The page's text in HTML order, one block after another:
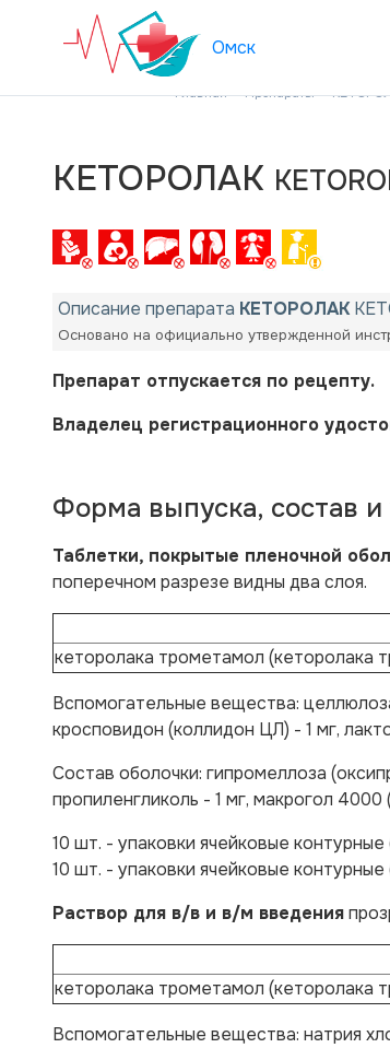
Омск
Главная Препараты
КЕТОРОЛАК
Описание препарата КЕТОРОЛАК
Основано на официально утвержденной
Препарат отпускается по рецепту.
Владелец регистрационного
Форма выпуска, состав и
Таблетки, покрытые пленочной
поперечном разрезе видны два слоя.
кеторолака трометамол (кеторолака
Вспомогательные вещества:
кросповидон (коллидон ЦЛ) - 1 мг,
Состав оболочки: гипромеллоза
пропиленгликоль - 1 мг, макрогол
10 шт. - упаковки ячейковые контурные
10 шт. - упаковки ячейковые
Раствор для в/в и в/м введения
кеторолака трометамол (кеторолака
Вспомогательные вещества: натрия